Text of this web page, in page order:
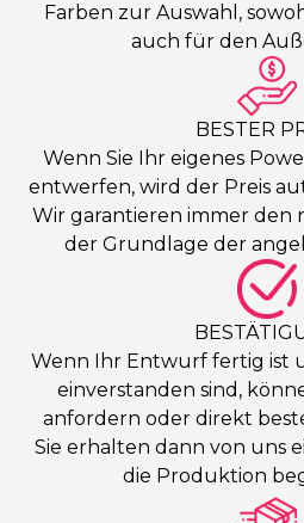
Farben zur Auswahl,
auch für den
BESTER
Wenn Sie Ihr eigenes
entwerfen, wird der Preis
Wir garantieren immer den
der Grundlage der
Wenn Ihr Entwurf fertig ist
einverstanden sind,
anfordern oder direkt
Sie erhalten dann von uns
die Produktion